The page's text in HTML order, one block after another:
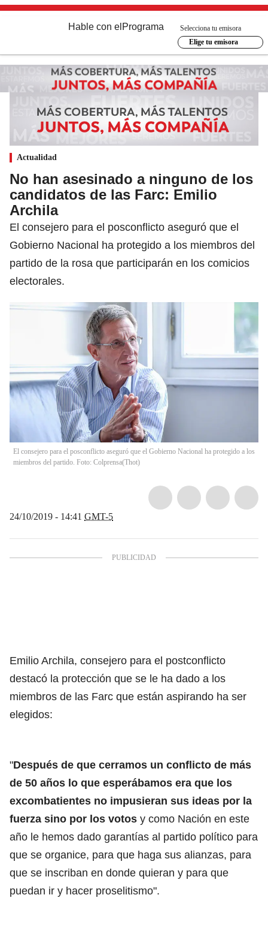
Hable con el Programa
Selecciona tu emisora
Elige tu emisora
Actualidad
No han asesinado a ninguno de los
candidatos de las Farc: Emilio
Archila
El consejero para el posconflicto aseguró que el
Gobierno Nacional ha protegido a los miembros del
partido de la rosa que participarán en los comicios
electorales.
El consejero para el posconflicto aseguró que el Gobierno Nacional ha protegido a los
miembros del partido. Foto: Colprensa(Thot)
24/10/2019 - 14:41 GMT-5
Emilio Archila, consejero para el postconflicto
destacó la protección que se le ha dado a los
miembros de las Farc que están aspirando ha ser
elegidos:
"Después de que cerramos un conflicto de más
de 50 años lo que esperábamos era que los
excombatientes no impusieran sus ideas por la
fuerza sino por los votos y como Nación en este
año le hemos dado garantías al partido político para
que se organice, para que haga sus alianzas, para
que se inscriban en donde quieran y para que
puedan ir y hacer proselitismo".